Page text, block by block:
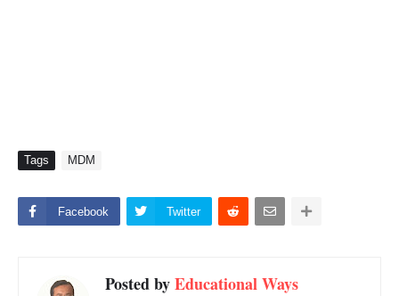
Tags MDM
Facebook Twitter
Posted byEducational Ways